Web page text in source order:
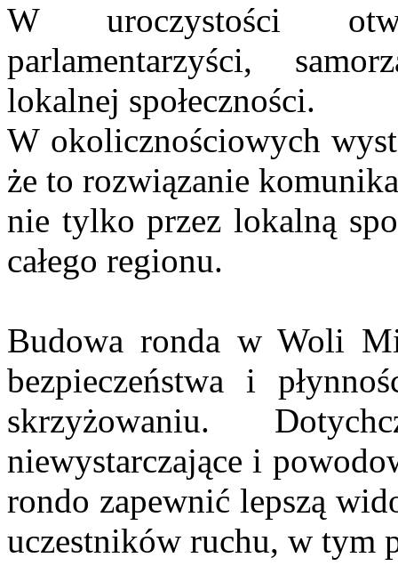
W uroczystości
parlamentarzyści,
lokalnej społeczności.
W okolicznościowych
że to rozwiązanie
nie tylko przez lokalną
całego regionu.
Budowa ronda w Woli
bezpieczeństwa i
skrzyżowaniu.
niewystarczające i
rondo zapewnić lepszą
uczestników ruchu, w tym